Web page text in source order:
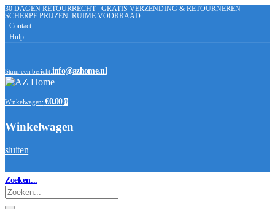
30 DAGEN RETOURRECHT GRATIS VERZENDING & RETOURNEREN
SCHERPE PRIJZEN RUIME VOORRAAD
Contact
Hulp
Stuur een bericht:info@azhome.nl
Winkelwagen: €0.00 0
Winkelwagen
sluiten
Zoeken...